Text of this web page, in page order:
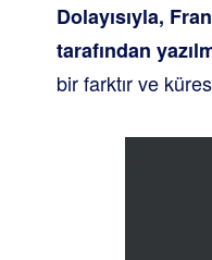
Dolayısıyla,
tarafından
bir farktır ve